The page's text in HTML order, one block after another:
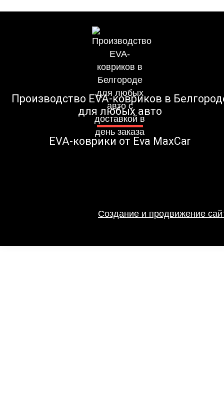
Производство EVA-ковриков в
для любых авто
EVA-коврики от Eva MaxCar
Создание и продвижение